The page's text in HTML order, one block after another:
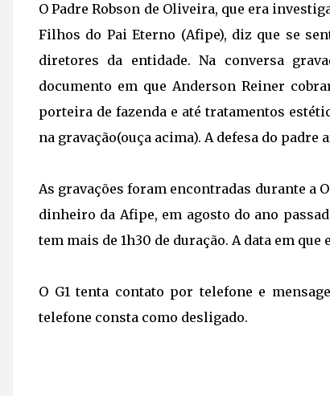
O Padre Robson de Oliveira, que era
Filhos do Pai Eterno (Afipe), diz que se
diretores da entidade. Na conversa
documento em que Anderson Reiner
porteira de fazenda e até tratamentos
na gravação(ouça acima). A defesa do
As gravações foram encontradas durante a
dinheiro da Afipe, em agosto do ano
tem mais de 1h30 de duração. A data em
O G1 tenta contato por telefone e
telefone consta como desligado.